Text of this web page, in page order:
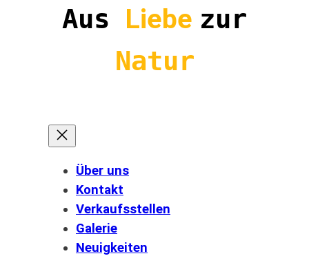
Aus Liebe zur
Natur
Über uns
Kontakt
Verkaufsstellen
Galerie
Neuigkeiten